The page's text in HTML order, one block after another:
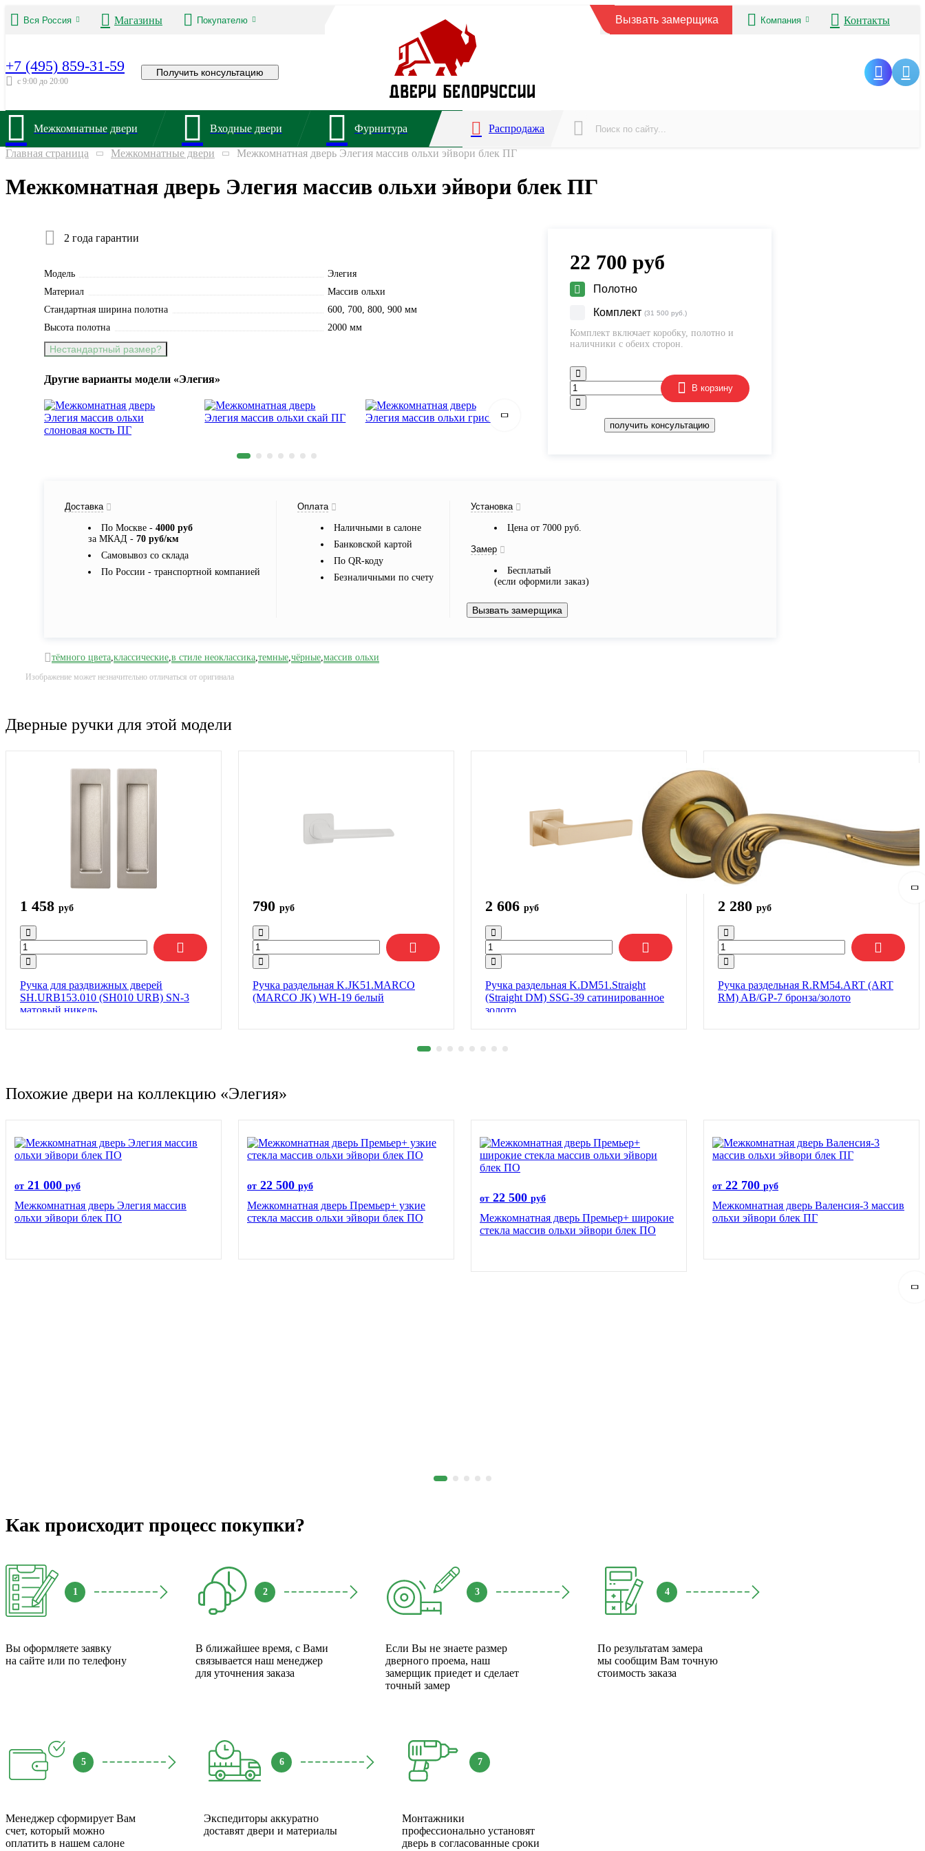
Вся Россия Магазины Покупателю Вызвать замерщика Компания Контакты
+7 (495) 859-31-59
с 9:00 до 20:00
Получить консультацию
Межкомнатные двери Входные двери Фурнитура Распродажа
Главная страница Межкомнатные двери Межкомнатная дверь Элегия массив ольхи эйвори блек ПГ
Межкомнатная дверь Элегия массив ольхи эйвори блек ПГ
2 года гарантии
Модель
Элегия
Материал
Массив ольхи
Стандартная ширина полотна
600, 700, 800, 900 мм
Высота полотна
2000 мм
Нестандартный размер?
Другие варианты модели «Элегия»
22 700 руб
Полотно
Комплект (31 500 руб.)
Комплект включает коробку, полотно и
наличники с обеих сторон.
В корзину
получить консультацию
Доставка
По Москве - 4000 руб
за МКАД - 70 руб/км
Самовывоз со склада
По России - транспортной компанией
Оплата
Наличными в салоне
Банковской картой
По QR-коду
Безналичными по счету
Установка
Цена от 7000 руб.
Замер
Бесплатый
(если оформили заказ)
Вызвать замерщика
тёмного цвета,классические,в стиле неоклассика,темные,чёрные,массив ольхи
Изображение может незначительно отличаться от оригинала
Дверные ручки для этой модели
1 458 руб
Ручка для раздвижных дверей
SH.URB153.010 (SH010 URB) SN-3
матовый никель
790 руб
Ручка раздельная K.JK51.MARCO
(MARCO JK) WH-19 белый
2 606 руб
Ручка раздельная K.DM51.Straight
(Straight DM) SSG-39 сатинированное
золото
2 280 руб
Ручка раздельная R.RM54.ART (ART
RM) AB/GP-7 бронза/золото
Похожие двери на коллекцию «Элегия»
от 21 000 руб
Межкомнатная дверь Элегия массив
ольхи эйвори блек ПО
от 22 500 руб
Межкомнатная дверь Премьер+ узкие
стекла массив ольхи эйвори блек ПО
от 22 500 руб
Межкомнатная дверь Премьер+ широкие
стекла массив ольхи эйвори блек ПО
от 22 700 руб
Межкомнатная дверь Валенсия-3 массив
ольхи эйвори блек ПГ
Как происходит процесс покупки?
1
Вы оформляете заявку
на сайте или по телефону
2
В ближайшее время, с Вами
связывается наш менеджер
для уточнения заказа
3
Если Вы не знаете размер
дверного проема, наш
замерщик приедет и сделает
точный замер
4
По результатам замера
мы сообщим Вам точную
стоимость заказа
5
Менеджер сформирует Вам
счет, который можно
оплатить в нашем салоне
6
Экспедиторы аккуратно
доставят двери и материалы
7
Монтажники
профессионально установят
дверь в согласованные сроки